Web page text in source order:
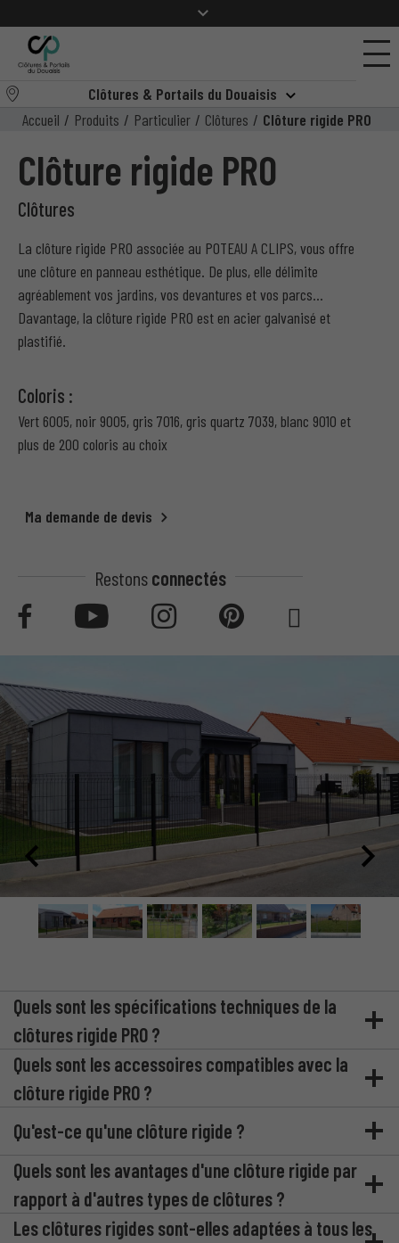
Clôtures & Portails du Douaisis
Accueil / Produits / Particulier / Clôtures / Clôture rigide PRO
Clôture rigide PRO
Clôtures
La clôture rigide PRO associée au POTEAU A CLIPS, vous offre
une clôture en panneau esthétique. De plus, elle délimite
agréablement vos jardins, vos devantures et vos parcs…
Davantage, la clôture rigide PRO est en acier galvanisé et
plastifié.
Coloris :
Vert 6005, noir 9005, gris 7016, gris quartz 7039, blanc 9010 et
plus de 200 coloris au choix
Ma demande de devis
Restonsconnectés
Quels sont les spécifications techniques de la
clôtures rigide PRO ?
Quels sont les accessoires compatibles avec la
clôture rigide PRO ?
Qu'est-ce qu'une clôture rigide ?
Quels sont les avantages d'une clôture rigide par
rapport à d'autres types de clôtures ?
Les clôtures rigides sont-elles adaptées à tous les